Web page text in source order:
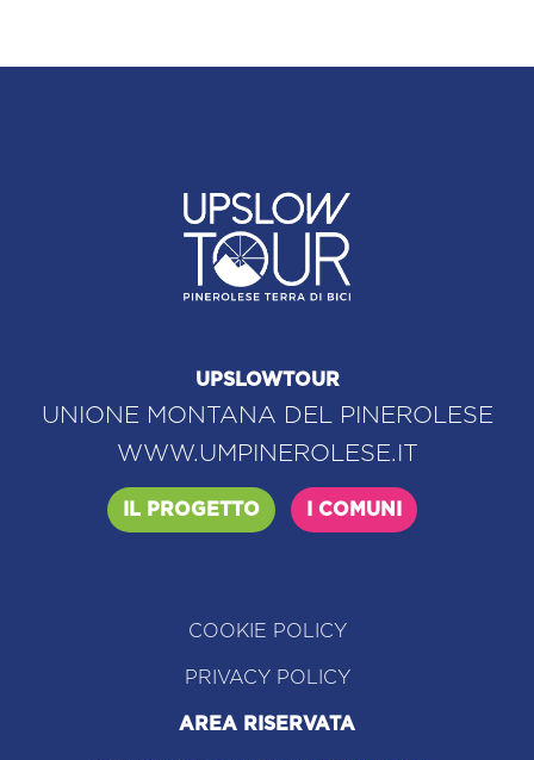
UPSLOWTOUR
UNIONE MONTANA DEL PINEROLESE
WWW.UMPINEROLESE.IT
IL PROGETTO I COMUNI
COOKIE POLICY
PRIVACY POLICY
AREA RISERVATA